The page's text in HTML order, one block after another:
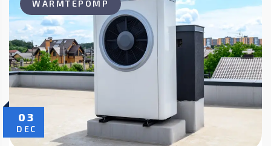
03
DEC
WARMTEPOMP